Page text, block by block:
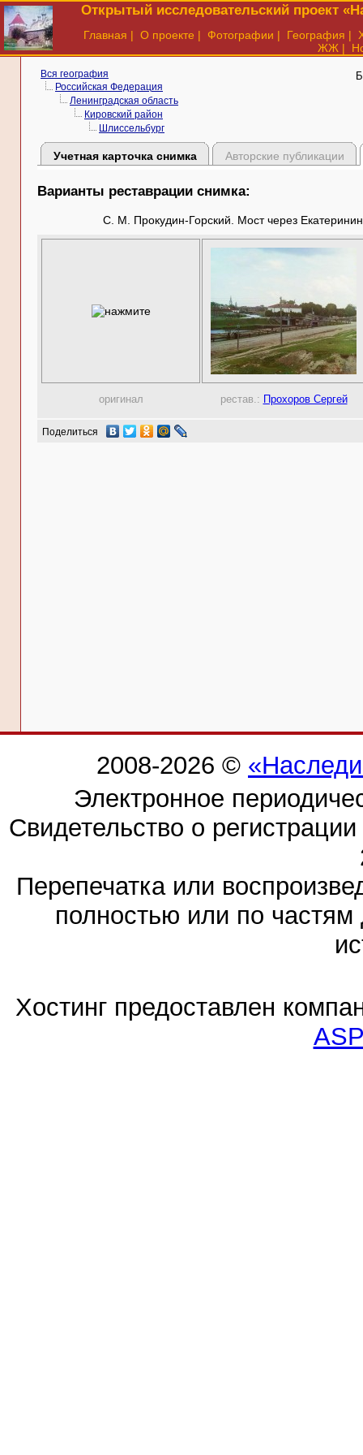
Открытый исследовательский проект
Главная | О проекте | Фотографии | География |
ЖЖ |
Вся география
Российская Федерация
Ленинградская область
Кировский район
Шлиссельбург
Учетная карточка снимка Авторские публикации
Варианты реставрации снимка:
С. М. Прокудин-Горский. Мост через
оригинал рестав.: Прохоров Сергей
Поделиться
2008-2026 ©
Электронное
Свидетельство о
Перепечатка или
полностью или по частям
Хостинг предоставлен